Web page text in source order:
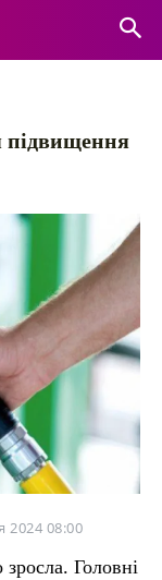
підвищення
2024 08:00
Головні